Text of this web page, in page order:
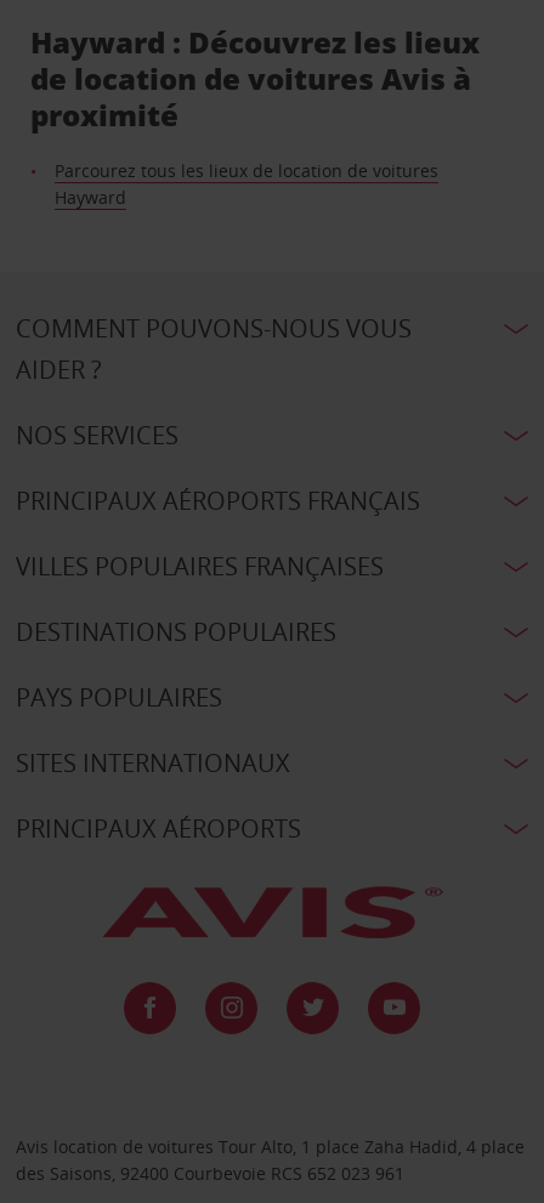
Hayward : Découvrez les lieux
de location de voitures Avis à
proximité
Parcourez tous les lieux de location de voitures
Hayward
COMMENT POUVONS-NOUS VOUS
AIDER ?
NOS SERVICES
PRINCIPAUX AÉROPORTS FRANÇAIS
VILLES POPULAIRES FRANÇAISES
DESTINATIONS POPULAIRES
PAYS POPULAIRES
SITES INTERNATIONAUX
PRINCIPAUX AÉROPORTS
Avis location de voitures Tour Alto, 1 place Zaha Hadid, 4 place
des Saisons, 92400 Courbevoie RCS 652 023 961